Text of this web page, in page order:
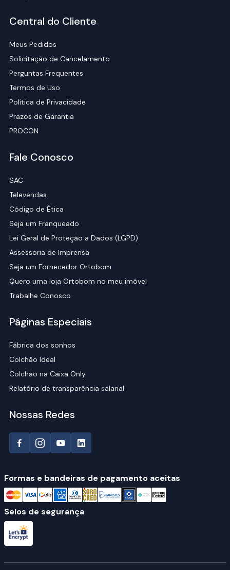
Central do Cliente
Meus Pedidos
Solicitação de Cancelamento
Perguntas Frequentes
Termos de Uso
Política de Privacidade
Prazos de Garantia
PROCON
Fale Conosco
SAC
Televendas
Código de Ética
Seja um Franqueado
Lei Geral de Proteção a Dados (LGPD)
Assessoria de Imprensa
Seja um Fornecedor Ortobom
Quero uma loja Ortobom no meu imóvel
Trabalhe Conosco
Páginas Especiais
Fábrica dos sonhos
Colchão Ideal
Colchão na Caixa Only
Relatório de transparência salarial
Nossas Redes
Formas e bandeiras de pagamento aceitas
Selos de segurança